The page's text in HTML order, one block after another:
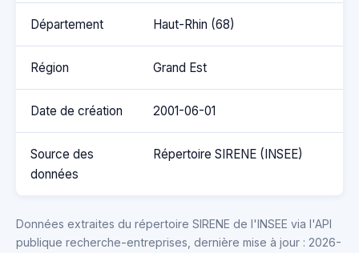
Département Haut-Rhin (68)
Région Grand Est
Date de création 2001-06-01
Source des
données
Répertoire SIRENE (INSEE)
Données extraites du répertoire SIRENE de l'INSEE via l'API
publique recherche-entreprises, dernière mise à jour : 2026-